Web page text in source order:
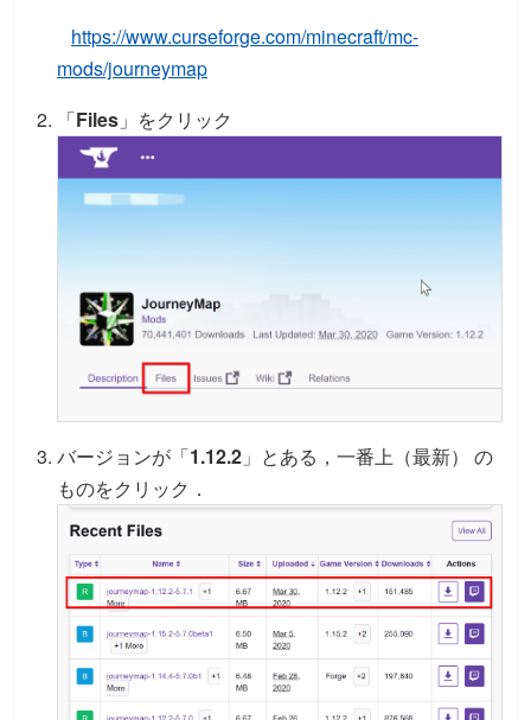
https://www.curseforge.com/minecraft/mc-
mods/journeymap
「Files 」をクリック
バージョンが「1.12.2 」とある，一番上（最新） の
ものをクリック．